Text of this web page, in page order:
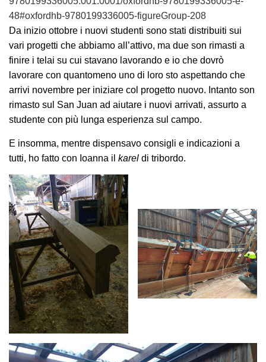
48#oxfordhb-9780199336005-figureGroup-208
Da inizio ottobre i nuovi studenti sono stati distribuiti sui
vari progetti che abbiamo all’attivo, ma due son rimasti a
finire i telai su cui stavano lavorando e io che dovrò
lavorare con quantomeno uno di loro sto aspettando che
arrivi novembre per iniziare col progetto nuovo. Intanto son
rimasto sul San Juan ad aiutare i nuovi arrivati, assurto a
studente con più lunga esperienza sul campo.
E insomma, mentre dispensavo consigli e indicazioni a
tutti, ho fatto con Ioanna il karel di tribordo.